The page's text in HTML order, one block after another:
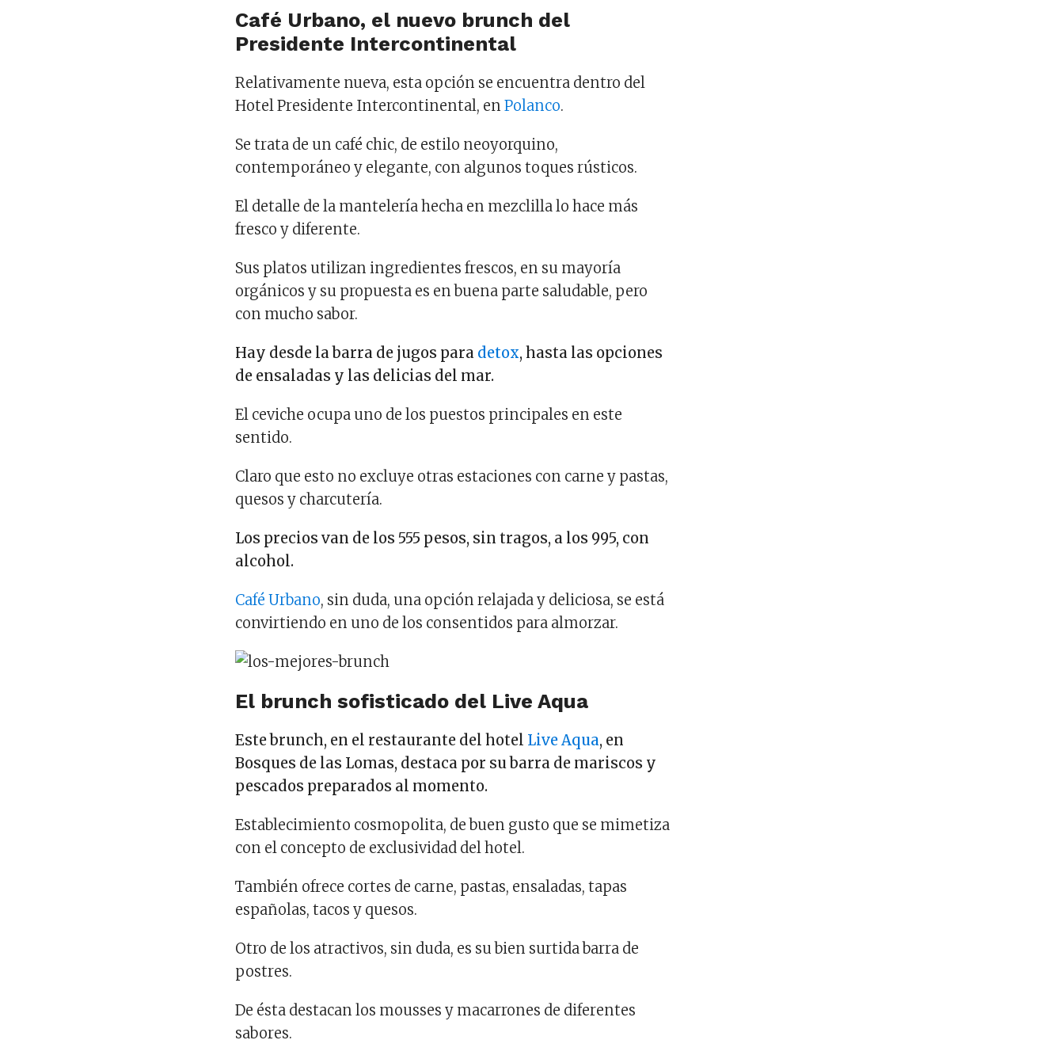
Café Urbano, el nuevo brunch del
Presidente Intercontinental
Relativamente nueva, esta opción se encuentra dentro del
Hotel Presidente Intercontinental, enPolanco.
Se trata de un café chic, de estilo neoyorquino,
contemporáneo y elegante, con algunos toques rústicos.
El detalle de la mantelería hecha en mezclilla lo hace más
fresco y diferente.
Sus platos utilizan ingredientes frescos, en su mayoría
orgánicos y su propuesta es en buena parte saludable, pero
con mucho sabor.
Hay desde la barra de jugos para detox, hasta las opciones
de ensaladas y las delicias del mar.
El ceviche ocupa uno de los puestos principales en este
sentido.
Claro que esto no excluye otras estaciones con carne y pastas,
quesos y charcutería.
Los precios van de los 555 pesos, sin tragos, a los 995, con
alcohol.
Café Urbano, sin duda, una opción relajada y deliciosa, se está
convirtiendo en uno de los consentidos para almorzar.
El brunch sofisticado del Live Aqua
Este brunch, en el restaurante del hotel Live Aqua, en
Bosques de las Lomas, destaca por su barra de mariscos y
pescados preparados al momento.
Establecimiento cosmopolita, de buen gusto que se mimetiza
con el concepto de exclusividad del hotel.
También ofrece cortes de carne, pastas, ensaladas, tapas
españolas, tacos y quesos.
Otro de los atractivos, sin duda, es su bien surtida barra de
postres.
De ésta destacan los mousses y macarrones de diferentes
sabores.